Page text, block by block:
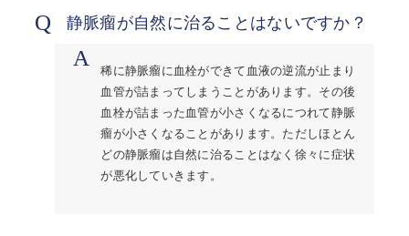
Q 静脈瘤が自然に治ることはないですか？
A
稀に静脈瘤に血栓ができて血液の逆流が止まり
血管が詰まってしまうことがあります。その後
血栓が詰まった血管が小さくなるにつれて静脈
瘤が小さくなることがあります。ただしほとん
どの静脈瘤は自然に治ることはなく徐々に症状
が悪化していきます。